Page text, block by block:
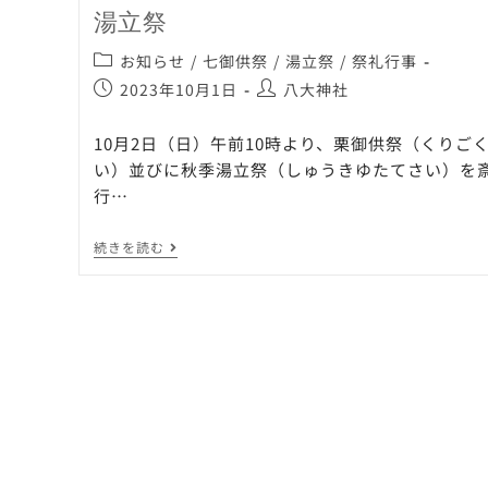
湯立祭
お知らせ / 七御供祭 / 湯立祭 / 祭礼行事
2023年10月1日
八大神社
10月2日（日）午前10時より、栗御供祭（くりご
い）並びに秋季湯立祭（しゅうきゆたてさい）を
行…
続きを読む